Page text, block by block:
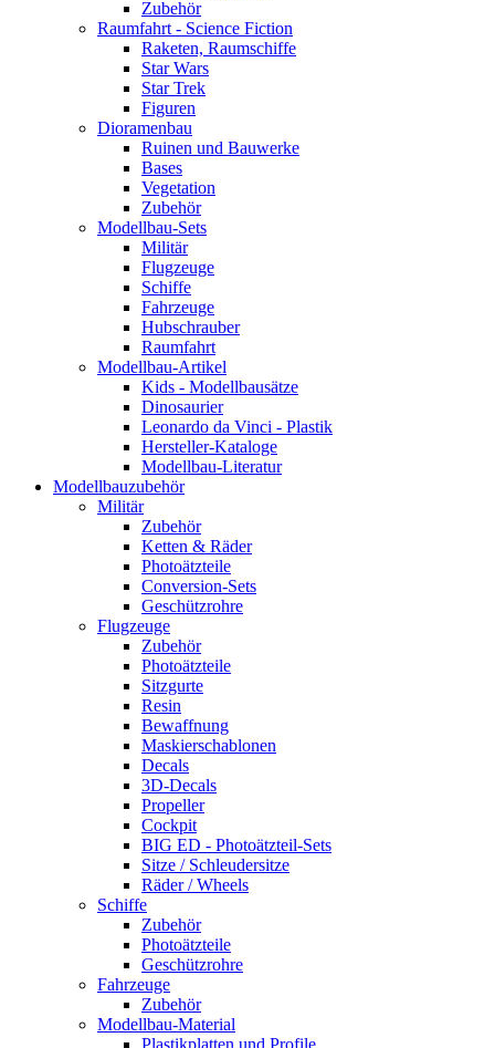
Zubehör
Raumfahrt - Science Fiction
Raketen, Raumschiffe
Star Wars
Star Trek
Figuren
Dioramenbau
Ruinen und Bauwerke
Bases
Vegetation
Zubehör
Modellbau-Sets
Militär
Flugzeuge
Schiffe
Fahrzeuge
Hubschrauber
Raumfahrt
Modellbau-Artikel
Kids - Modellbausätze
Dinosaurier
Leonardo da Vinci - Plastik
Hersteller-Kataloge
Modellbau-Literatur
Modellbauzubehör
Militär
Zubehör
Ketten & Räder
Photoätzteile
Conversion-Sets
Geschützrohre
Flugzeuge
Zubehör
Photoätzteile
Sitzgurte
Resin
Bewaffnung
Maskierschablonen
Decals
3D-Decals
Propeller
Cockpit
BIG ED - Photoätzteil-Sets
Sitze / Schleudersitze
Räder / Wheels
Schiffe
Zubehör
Photoätzteile
Geschützrohre
Fahrzeuge
Zubehör
Modellbau-Material
Plastikplatten und Profile